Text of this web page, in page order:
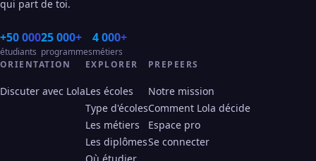
qui part de toi.
+50 000
étudiants
25 000+
programmes
4 000+
métiers
ORIENTATION
Discuter avec Lola
EXPLORER
Les écoles
Type d'écoles
Les métiers
Les diplômes
PREPEERS
Notre mission
Comment Lola décide
Espace pro
Se connecter